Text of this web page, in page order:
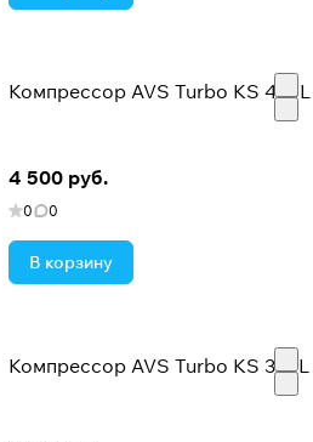
Компрессор AVS Turbo KS 450L
4 500 руб.
0 0
В корзину
Компрессор AVS Turbo KS 350L